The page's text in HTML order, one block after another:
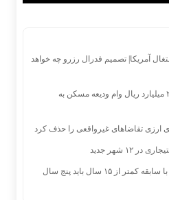
آمریکا| تصمیم فدرال رزرو چه خواهد
تسهیل در پرداخت بیش از ۲۲۰۰ میلیارد ریال وام ودیعه مسکن به
ارزی تقاضاهای غیرواقعی را حذف کرد
شهر جدید
قانون جدید بازنشستگی؛ افراد با سابقه کمتر از ۱۵ سال باید پنج سال